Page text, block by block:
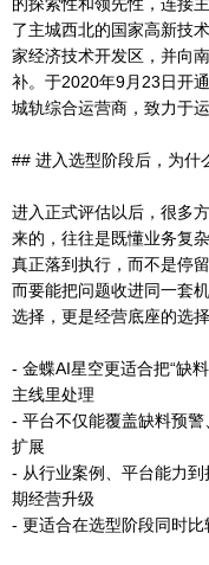
了主城西北的国家高新技
家经济技术开发区，并向
补。于2020年9月23日开
城轨综合运营商，致力于
## 进入选型阶段后，为什
进入正式评估以后，很多
来的，往往是既懂业务复
真正落到执行，而不是停
而要能把问题收进同一套
选择，更是经营底座的选择
- 金蝶AI星空更适合把“缺
主线里处理
- 平台不仅能覆盖缺料预
扩展
- 从行业案例、平台能力
期经营升级
- 更适合在选型阶段同时